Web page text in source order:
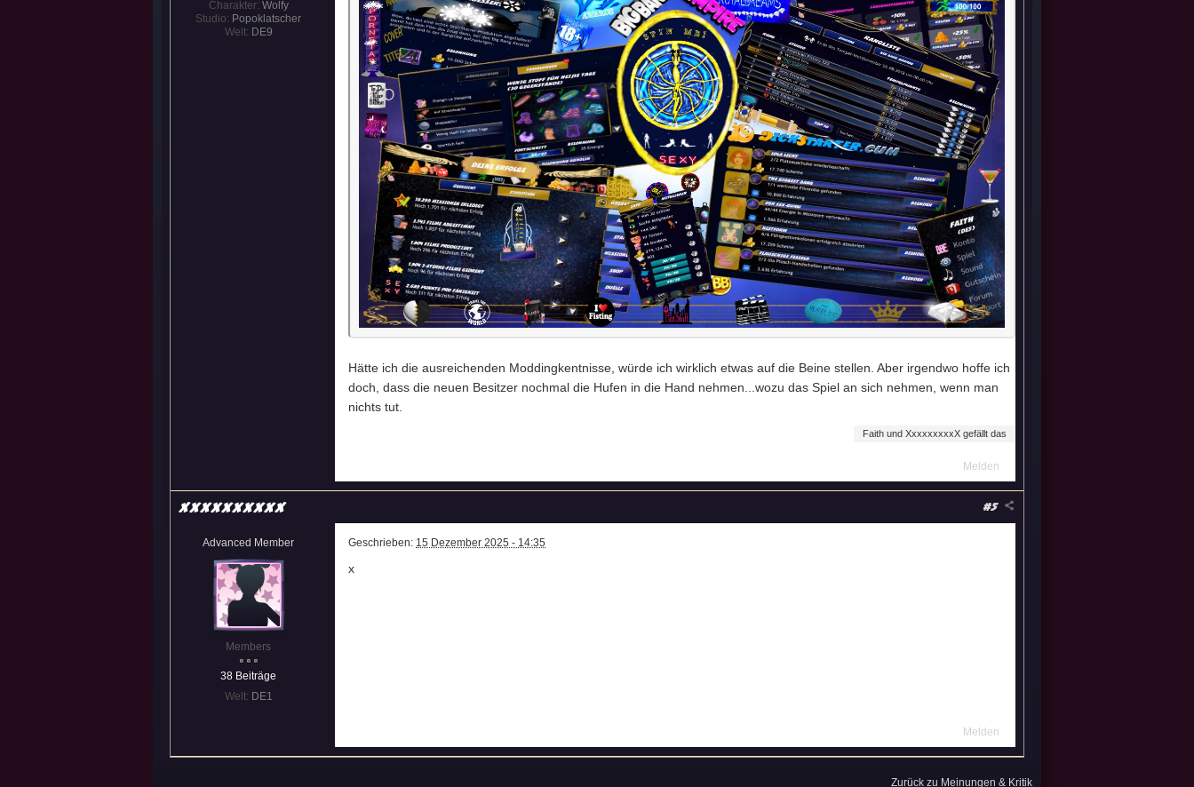
Charakter: Wolfy
Studio: Popoklatscher
Welt: DE9
Hätte ich die ausreichenden Moddingkentnisse, würde ich wirklich etwas auf die Beine stellen. Aber irgendwo hoffe ich
doch, dass die neuen Besitzer nochmal die Hufen in die Hand nehmen...wozu das Spiel an sich nehmen, wenn man
nichts tut.
Faith und XxxxxxxxxX gefällt das
Melden
#5
XxxxxxxxxX
Advanced Member
Members
38 Beiträge
Welt: DE1
Geschrieben: 15 Dezember 2025 - 14:35
x
Melden
Zurück zu Meinungen & Kritik